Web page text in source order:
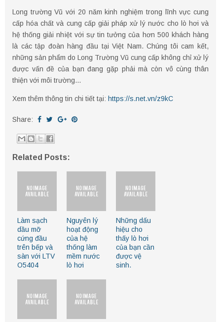
Long trường Vũ với 20 năm kinh nghiệm trong lĩnh vực cung
cấp hóa chất và cung cấp giải pháp xử lý nước cho lò hơi và
hệ thống giải nhiệt với sự tin tưởng của hơn 500 khách hàng
là các tập đoàn hàng đầu tại Việt Nam. Chúng tôi cam kết,
những sản phẩm do Long Trường Vũ cung cấp không chỉ xử lý
được vấn đề của bạn đang gặp phải mà còn vô cùng thân
thiện với môi trường…
Xem thêm thông tin chi tiết tại: https://s.net.vn/z9kC
Share:
Related Posts:
Làm sạch
dầu mỡ
cứng đầu
trên bếp và
sàn với LTV
O5404
Nguyên lý
hoạt động
của hệ
thống làm
mềm nước
lò hơi
Những dấu
hiệu cho
thấy lò hơi
của bạn cần
được vệ
sinh.